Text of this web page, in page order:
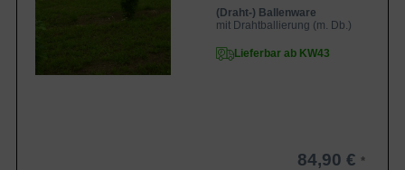
(Draht-) Ballenware
mit Drahtballierung (m. Db.)
Lieferbar ab KW43
84,90 €